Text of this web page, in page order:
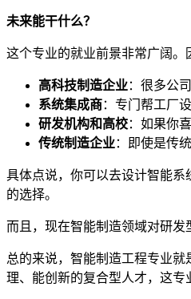
未来能干什么？
这个专业的就业前景非常广阔。
高科技制造企业：很多公
系统集成商：专门帮工厂
研发机构和高校：如果你
传统制造企业：即使是传
具体点说，你可以去设计智能
的选择。
而且，现在智能制造领域对研发
总的来说，智能制造工程专业
理、能创新的复合型人才，这专